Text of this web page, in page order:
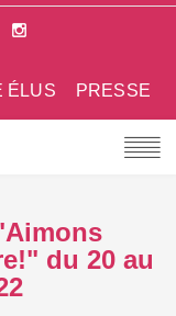
PRESSE
ÉLUS
du 20 au